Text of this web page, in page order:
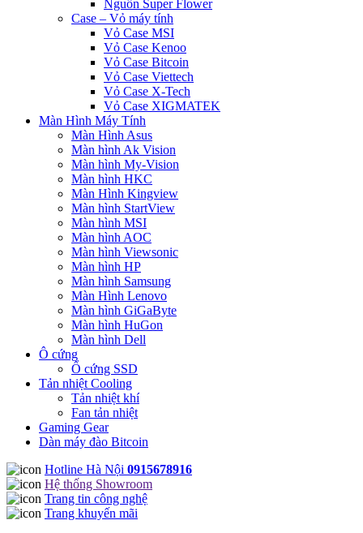
Nguồn Super Flower
Case – Vỏ máy tính
Vỏ Case MSI
Vỏ Case Kenoo
Vỏ Case Bitcoin
Vỏ Case Viettech
Vỏ Case X-Tech
Vỏ Case XIGMATEK
Màn Hình Máy Tính
Màn Hình Asus
Màn hình Ak Vision
Màn hình My-Vision
Màn hình HKC
Màn Hình Kingview
Màn hình StartView
Màn hình MSI
Màn hình AOC
Màn hình Viewsonic
Màn hình HP
Màn hình Samsung
Màn Hình Lenovo
Màn hình GiGaByte
Màn hình HuGon
Màn hình Dell
Ô cứng
Ổ cứng SSD
Tản nhiệt Cooling
Tản nhiệt khí
Fan tản nhiệt
Gaming Gear
Dàn máy đào Bitcoin
Hotline Hà Nội 0915678916
Hệ thống Showroom
Trang tin công nghệ
Trang khuyến mãi